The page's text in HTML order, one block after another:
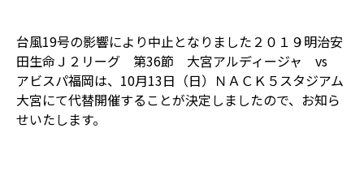
台風19号の影響により中止となりました２０１９明治安
田生命Ｊ２リーグ 第36節 大宮アルディージャ vs
アビスパ福岡は、10月13日（日）ＮＡＣＫ５スタジアム
大宮にて代替開催することが決定しましたので、お知ら
せいたします。